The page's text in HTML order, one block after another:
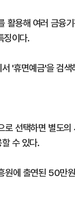
활용해 여러 금융
징이다.
'휴면예금'을 검
로 선택하면 별도
수 있다.
원에 출연된 50만